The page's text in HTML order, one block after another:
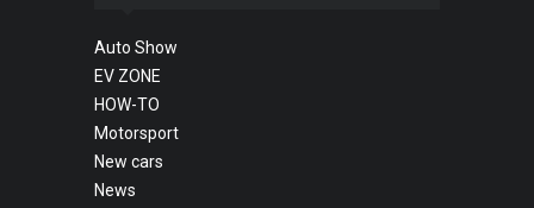
Auto Show
EV ZONE
HOW-TO
Motorsport
New cars
News